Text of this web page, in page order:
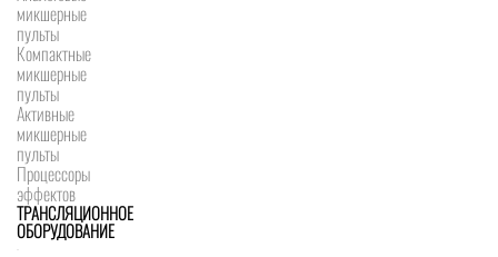
микшерные
пульты
Компактные
микшерные
пульты
Активные
микшерные
пульты
Процессоры
эффектов
ТРАНСЛЯЦИОННОЕ
ОБОРУДОВАНИЕ